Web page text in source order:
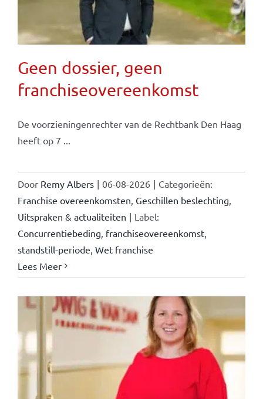
Geen dossier, geen
franchiseovereenkomst
De voorzieningenrechter van de Rechtbank Den Haag
heeft op 7 ...
Door Remy Albers | 06-08-2026 | Categorieën:
Franchise overeenkomsten Geschillen beslechting
Uitspraken & actualiteiten | Label:
Concurrentiebeding franchiseovereenkomst,
standstill-periode Wet franchise
Lees Meer